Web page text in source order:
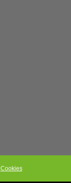
Cookies